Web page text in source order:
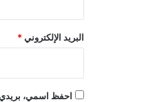
البريد الإلكتروني*
احفظ اسمي، بريدي